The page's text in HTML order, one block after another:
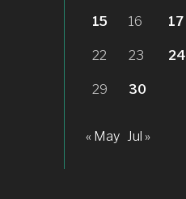
15 16 17
22 23 24
29 30
« May Jul »